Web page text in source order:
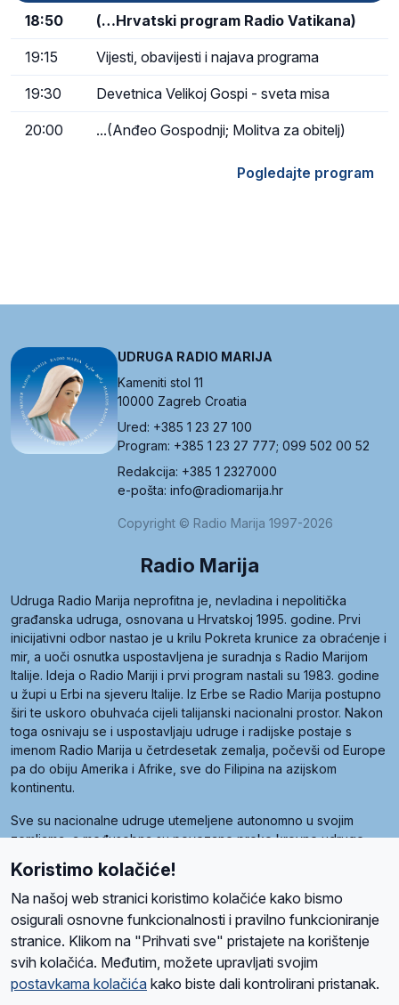
18:50 (…Hrvatski program Radio Vatikana)
19:15 Vijesti, obavijesti i najava programa
19:30 Devetnica Velikoj Gospi - sveta misa
20:00 ...(Anđeo Gospodnji; Molitva za obitelj)
Pogledajte program
UDRUGA RADIO MARIJA
Kameniti stol 11
10000 Zagreb Croatia
Ured: +385 1 23 27 100
Program: +385 1 23 27 777; 099 502 00 52
Redakcija: +385 1 2327000
e-pošta: info@radiomarija.hr
Copyright © Radio Marija 1997-2026
Radio Marija
Udruga Radio Marija neprofitna je, nevladina i nepolitička
građanska udruga, osnovana u Hrvatskoj 1995. godine. Prvi
inicijativni odbor nastao je u krilu Pokreta krunice za obraćenje i
mir, a uoči osnutka uspostavljena je suradnja s Radio Marijom
Italije. Ideja o Radio Mariji i prvi program nastali su 1983. godine
u župi u Erbi na sjeveru Italije. Iz Erbe se Radio Marija postupno
širi te uskoro obuhvaća cijeli talijanski nacionalni prostor. Nakon
toga osnivaju se i uspostavljaju udruge i radijske postaje s
imenom Radio Marija u četrdesetak zemalja, počevši od Europe
pa do obiju Amerika i Afrike, sve do Filipina na azijskom
kontinentu.
Sve su nacionalne udruge utemeljene autonomno u svojim
zemljama, a međusobna su povezane preko krovne udruge
Radio Maria). Svjetsku obitelj utemeljilo je sedam članica, među
kojima je i hrvatska Udruga Radio Marija.
O namaRadio ProgramVolonteriPrijateljiKontaktPravila privatnosti
Koristimo kolačiće!
Na našoj web stranici koristimo kolačiće kako bismo
osigurali osnovne funkcionalnosti i pravilno funkcioniranje
stranice. Klikom na "Prihvati sve" pristajete na korištenje
svih kolačića. Međutim, možete upravljati svojim
postavkama kolačića kako biste dali kontrolirani pristanak.